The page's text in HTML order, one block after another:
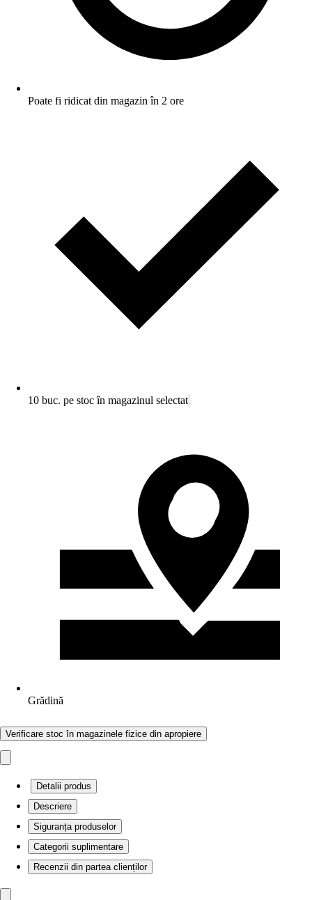
Poate fi ridicat din magazin în 2 ore
10 buc. pe stoc în magazinul selectat
Grădină
Verificare stoc în magazinele fizice din apropiere
Detalii produs
Descriere
Siguranța produselor
Categorii suplimentare
Recenzii din partea clienților